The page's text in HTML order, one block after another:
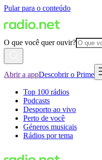
Pular para o conteúdo
O que você quer ouvir?
Abrir a appDescobrir o Prime
Top 100 rádios
Podcasts
Desporto ao vivo
Perto de você
Géneros musicais
Rádios por tema